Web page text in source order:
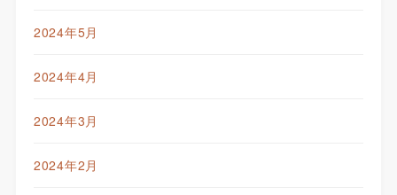
2024年5月
2024年4月
2024年3月
2024年2月